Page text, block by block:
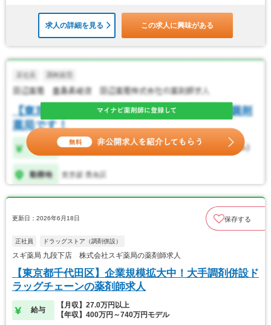
求人の詳細を見る この求人に興味がある
更新日：2026年6月18日 保存する
正社員 ドラッグストア（調剤併設）
スギ薬局 九段下店 株式会社スギ薬局の薬剤師求人
【東京都千代田区】企業規模拡大中！大手調剤併設ド
ラッグチェーンの薬剤師求人
給与
【月収】27.0万円以上
【年収】400万円～740万円モデル